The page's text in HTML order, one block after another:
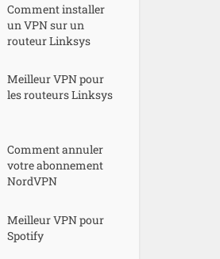
Comment installer
un VPN sur un
routeur Linksys
Meilleur VPN pour
les routeurs Linksys
Comment annuler
votre abonnement
NordVPN
Meilleur VPN pour
Spotify